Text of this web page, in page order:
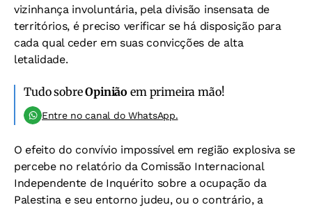
vizinhança involuntária, pela divisão insensata de
territórios, é preciso verificar se há disposição para
cada qual ceder em suas convicções de alta
letalidade.
Tudo sobreOpinião em primeira mão!
Entre no canal do WhatsApp.
O efeito do convívio impossível em região explosiva se
percebe no relatório da Comissão Internacional
Independente de Inquérito sobre a ocupação da
Palestina e seu entorno judeu, ou o contrário, a